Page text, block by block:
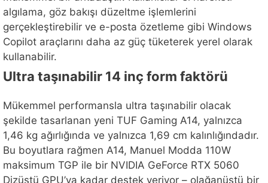
algılama, göz bakışı düzeltme işlemlerini
gerçekleştirebilir ve e-posta özetleme gibi Windows
Copilot araçlarını daha az güç tüketerek yerel olarak
kullanabilir.
Ultra taşınabilir 14 inç form faktörü
Mükemmel performansla ultra taşınabilir olacak
şekilde tasarlanan yeni TUF Gaming A14, yalnızca
1,46 kg ağırlığında ve yalnızca 1,69 cm kalınlığındadır.
Bu boyutlara rağmen A14, Manuel Modda 110W
maksimum TGP ile bir NVIDIA GeForce RTX 5060
Dizüstü GPU’ya kadar destek veriyor – olağanüstü bir